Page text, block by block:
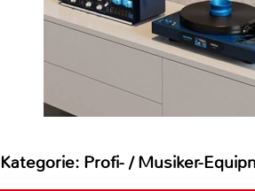
Kategorie: Profi- / Musiker-